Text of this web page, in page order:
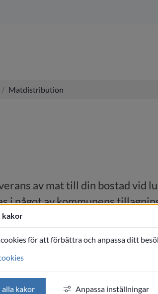
/ Matdistribution
av mat till din bostad vid
i något av kommunens
Du når
kakor
för att förbättra och anpassa ditt
kakor Anpassa inställningar